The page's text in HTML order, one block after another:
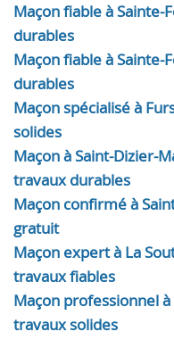
Maçon fiable à
durables
Maçon fiable à
durables
Maçon spécialisé à
solides
Maçon à Saint-Dizier-
travaux durables
Maçon confirmé à
gratuit
Maçon expert à La
travaux fiables
Maçon professionnel
travaux solides